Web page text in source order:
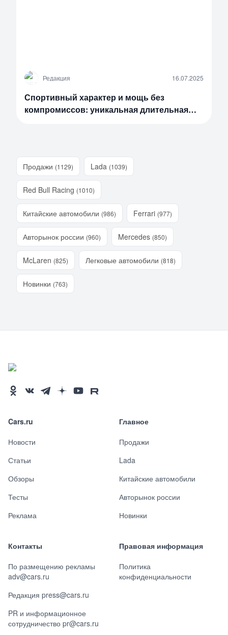
Р Редакция 16.07.2025
Спортивный характер и мощь без
компромиссов: уникальная длительная
Продажи (1129) Lada (1039)
Red Bull Racing (1010)
Китайские автомобили (986) Ferrari (977)
Авторынок россии (960) Mercedes (850)
McLaren (825) Легковые автомобили (818)
Новинки (763)
Cars.ru
Новости
Статьи
Обзоры
Тесты
Реклама
Главное
Продажи
Lada
Китайские автомобили
Авторынок россии
Новинки
Контакты
По размещению рекламы
adv@cars.ru
Редакция press@cars.ru
PR и информационное
сотрудничество pr@cars.ru
Правовая информация
Политика
конфиденциальности